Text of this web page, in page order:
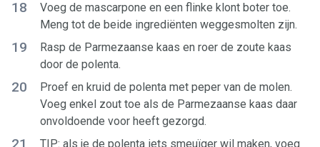
18
Voeg de mascarpone en een flinke klont boter toe.
Meng tot de beide ingrediënten weggesmolten zijn.
19
Rasp de Parmezaanse kaas en roer de zoute kaas
door de polenta.
20
Proef en kruid de polenta met peper van de molen.
Voeg enkel zout toe als de Parmezaanse kaas daar
onvoldoende voor heeft gezorgd.
TIP: als je de polenta iets smeuïger wil maken, voeg